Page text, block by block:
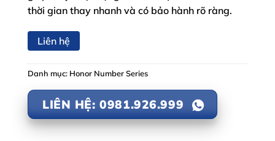
thời gian thay nhanh và có bảo hành rõ ràng.
Liên hệ
Danh mục: Honor Number Series
LIÊN HỆ: 0981.926.999